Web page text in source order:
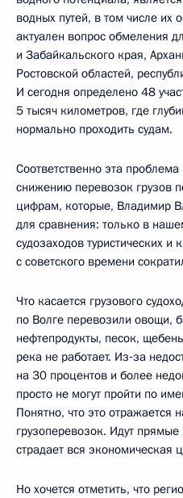
водных путей, в том числе их
актуален вопрос обмеления
и Забайкальского края,
Ростовской областей,
И сегодня определено 48
5 тысяч километров, где
нормально проходить судам.
Соответственно эта
снижению перевозок грузов
цифрам, которые, Владимир
для сравнения: только в
судозаходов туристических и
с советского времени
Что касается грузового
по Волге перевозили овощи,
нефтепродукты, песок,
река не работает. Из‑за
на 30 процентов и более
просто не могут пройти по
Понятно, что это отражается
грузоперевозок. Идут
страдает вся экономическая
Но хочется отметить, что